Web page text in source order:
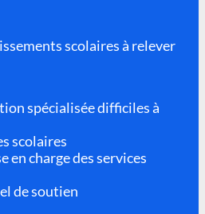
scolaires à relever
spécialisée difficiles à
scolaires
en charge des services
de soutien